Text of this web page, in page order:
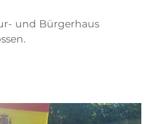
und Bürgerhaus